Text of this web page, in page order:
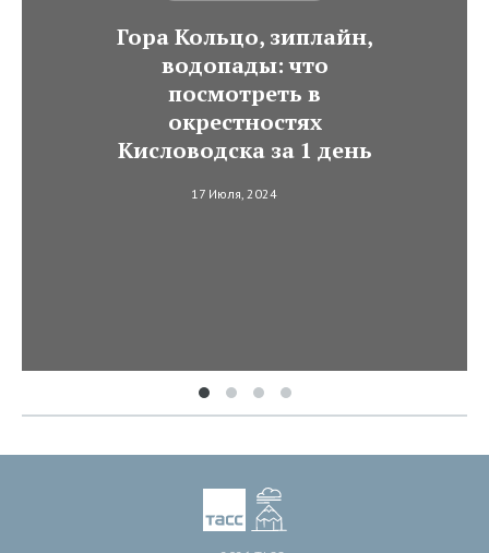
Гора Кольцо, зиплайн,
водопады: что
посмотреть в
окрестностях
Кисловодска за 1 день
17 Июля, 2024